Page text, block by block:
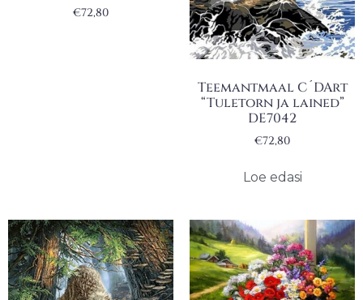
€72,80
Teemantmaal C´DArt
“Tuletorn ja lained”
DE7042
€72,80
Loe edasi